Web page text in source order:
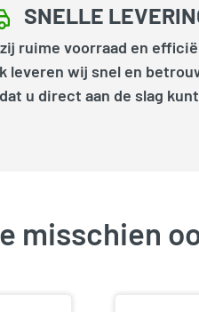
SNELLE
ruime voorraad en
leveren wij snel en
u direct aan de slag
misschien